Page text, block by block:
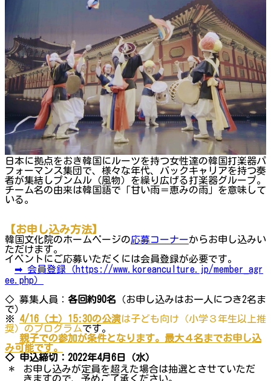
日本に拠点をおき韓国にルーツを持つ女性達の韓国打楽器パ
フォーマンス集団で、様々な年代、バックキャリアを持つ奏
者が集結しプンムル（風物）を繰り広げる打楽器グループ。
チーム名の由来は韓国語で「甘い雨＝恵みの雨」を意味して
いる。
【お申し込み方法】
韓国文化院のホームページの応募コーナーからお申し込みい
ただけます。
イベントにご応募いただくには会員登録が必要です。
➡ 会員登録（https://www.koreanculture.jp/member_agr
ee.php）
◇ 募集人員： 各回約90名 （お申し込みはお一人につき2名ま
で）
※
4/16（土）15:30の公演は子ども向け（小学３年生以上推
奨）のプログラムです。
親子での参加が条件となります。 最大４名までお申し込
み可能です。
◇ 申込締切：2022年4月6日（水）
＊
お申し込みが定員を超えた場合は抽選とさせていただ
きますので、予めご了承ください。